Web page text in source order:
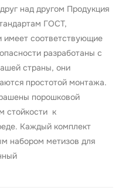
над другом Продукция
ГОСТ,
соответствующие
разработаны с
страны, они
простотой монтажа.
порошковой
стойкости к
Каждый комплект
набором метизов для